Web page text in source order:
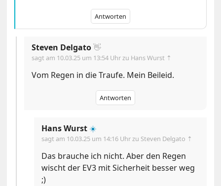
Antworten
Steven Delgato👋
sagt am 10.03.25 um 13:54 Uhrzu Hans Wurst ⇡
Vom Regen in die Traufe. Mein Beileid.
Antworten
Hans Wurst ☀️
sagt am 10.03.25 um 14:16 Uhrzu Steven Delgato ⇡
Das brauche ich nicht. Aber den Regen
wischt der EV3 mit Sicherheit besser weg
;)